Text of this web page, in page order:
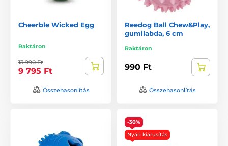
Cheerble Wicked Egg
Raktáron
13 990 Ft
9 795 Ft
Összehasonlítás
Reedog Ball Chew&Play,
gumilabda, 6 cm
Raktáron
990 Ft
Összehasonlítás
-30%
Nyári kiárusítás